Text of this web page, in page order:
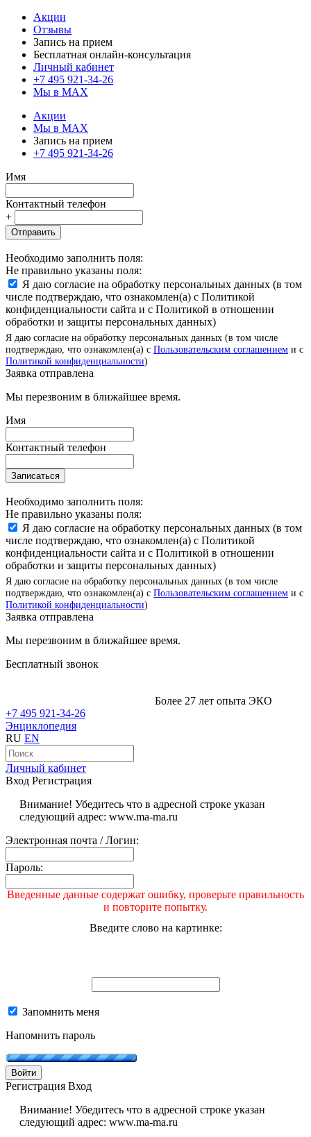
Акции
Отзывы
Запись на прием
Бесплатная онлайн-консультация
Личный кабинет
+7 495 921-34-26
Мы в MAX
Акции
Мы в MAX
Запись на прием
+7 495 921-34-26
Имя
Контактный телефон
+
Отправить
Необходимо заполнить поля:
Не правильно указаны поля:
Я даю согласие на обработку персональных данных (в том
числе подтверждаю, что ознакомлен(а) с Политикой
конфиденциальности сайта и с Политикой в отношении
обработки и защиты персональных данных)
Я даю согласие на обработку персональных данных (в том числе
подтверждаю, что ознакомлен(а) с Пользовательским соглашением и с
Политикой конфиденциальности)
Заявка отправлена
Мы перезвоним в ближайшее время.
Имя
Контактный телефон
Записаться
Необходимо заполнить поля:
Не правильно указаны поля:
Я даю согласие на обработку персональных данных (в том
числе подтверждаю, что ознакомлен(а) с Политикой
конфиденциальности сайта и с Политикой в отношении
обработки и защиты персональных данных)
Я даю согласие на обработку персональных данных (в том числе
подтверждаю, что ознакомлен(а) с Пользовательским соглашением и с
Политикой конфиденциальности)
Заявка отправлена
Мы перезвоним в ближайшее время.
Бесплатный звонок
Более 27 лет опыта ЭКО
+7 495 921-34-26
Энциклопедия
RU EN
Личный кабинет
Вход Регистрация
Внимание! Убедитесь что в адресной строке указан
следующий адрес: www.ma-ma.ru
Электронная почта / Логин:
Пароль:
Введенные данные содержат ошибку, проверьте правильность
и повторите попытку.
Введите слово на картинке:
Запомнить меня
Напомнить пароль
Войти
Регистрация Вход
Внимание! Убедитесь что в адресной строке указан
следующий адрес: www.ma-ma.ru